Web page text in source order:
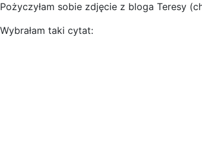
Pożyczyłam sobie zdjęcie z bloga Teresy
Wybrałam taki cytat: